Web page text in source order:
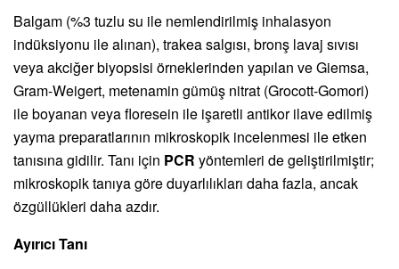
Balgam (%3 tuzlu su ile nemlendirilmiş inhalasyon
indüksiyonu ile alınan), trakea salgısı, bronş lavaj sıvısı
veya akciğer biyopsisi örneklerinden yapılan ve Giemsa,
Gram-Weigert, metenamin gümüş nitrat (Grocott-Gomori)
ile boyanan veya floresein ile işaretli antikor ilave edilmiş
yayma preparatlarının mikroskopik incelenmesi ile etken
tanısına gidilir. Tanı için PCR yöntemleri de geliştirilmiştir;
mikroskopik tanıya göre duyarlılıkları daha fazla, ancak
özgüllükleri daha azdır.
Ayırıcı Tanı